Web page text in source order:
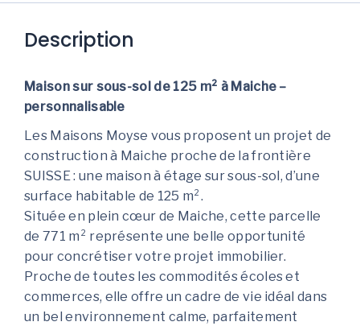
Description
Maison sur sous-sol de 125 m² à Maiche –
personnalisable
Les Maisons Moyse vous proposent un projet de
construction à Maiche proche de la frontière
SUISSE : une maison à étage sur sous-sol, d’une
surface habitable de 125 m².
Située en plein cœur de Maiche, cette parcelle
de 771 m² représente une belle opportunité
pour concrétiser votre projet immobilier.
Proche de toutes les commodités écoles et
commerces, elle offre un cadre de vie idéal dans
un bel environnement calme, parfaitement